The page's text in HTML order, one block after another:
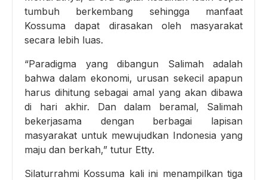
tumbuh berkembang sehingga manfaat
Kossuma dapat dirasakan oleh masyarakat
secara lebih luas.
“Paradigma yang dibangun Salimah adalah
bahwa dalam ekonomi, urusan sekecil apapun
harus dihitung sebagai amal yang akan dibawa
di hari akhir. Dan dalam beramal, Salimah
bekerjasama dengan berbagai lapisan
masyarakat untuk mewujudkan Indonesia yang
maju dan berkah,” tutur Etty.
Silaturrahmi Kossuma kali ini menampilkan tiga